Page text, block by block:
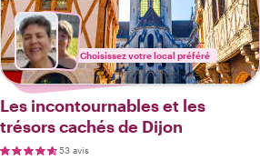
Choisissez votre local préféré
Les incontournables et les
trésors cachés de Dijon
53 avis